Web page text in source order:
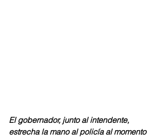
El gobernador, junto al intendente,
estrecha la mano al policía al momento